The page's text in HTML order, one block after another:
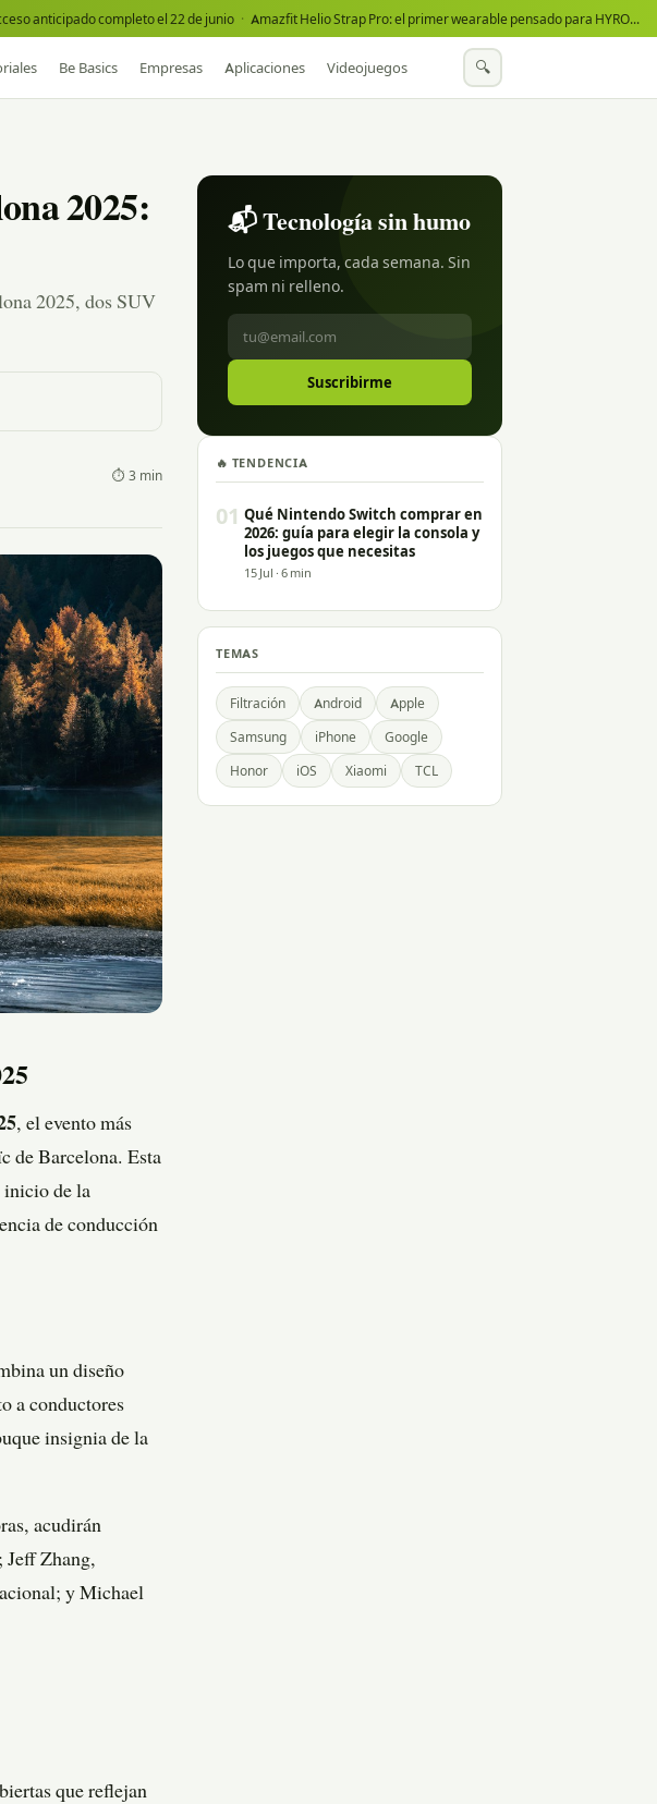
anticipado completo el 22 de junio · Amazfit Helio Strap Pro: el primer wearable pensado para HYROX
Be Basics Empresas Aplicaciones Videojuegos 🔍
2025:
2025, dos SUV
⏱ 3 min
, el evento más
de Barcelona. Esta
inicio de la
de conducción
un diseño
a conductores
insignia de la
acudirán
Jeff Zhang,
y Michael
que reflejan
📬 Tecnología sin humo
Lo que importa, cada semana. Sin
spam ni relleno.
Suscribirme
🔥 TENDENCIA
01 Qué Nintendo Switch comprar en
2026: guía para elegir la consola y
los juegos que necesitas
15 Jul · 6 min
TEMAS
Filtración Android Apple
Samsung iPhone Google
Honor iOS Xiaomi TCL